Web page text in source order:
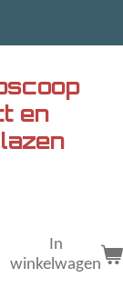
en
In
winkelwagen